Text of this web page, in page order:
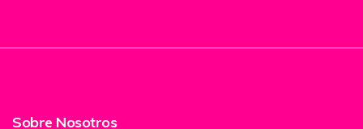
Sobre Nosotros